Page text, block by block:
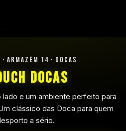
ARMAZÉM 14 · DOCAS
Docas
e um ambiente perfeito para
clássico das Doca para quem
a sério.